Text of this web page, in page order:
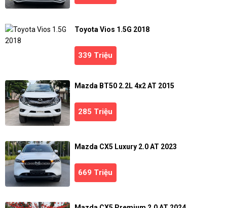
Toyota Vios 1.5G 2018
339 Triệu
Mazda BT50 2.2L 4x2 AT 2015
285 Triệu
Mazda CX5 Luxury 2.0 AT 2023
669 Triệu